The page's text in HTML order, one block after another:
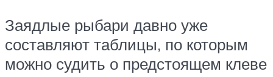
Заядлые рыбари давно уже
составляют таблицы, по которым
можно судить о предстоящем клеве